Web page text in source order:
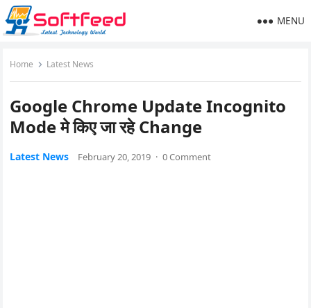
MENU
Home Latest News
Google Chrome Update Incognito
Mode मे किए जा रहे Change
Latest News February 20, 2019 · 0 Comment